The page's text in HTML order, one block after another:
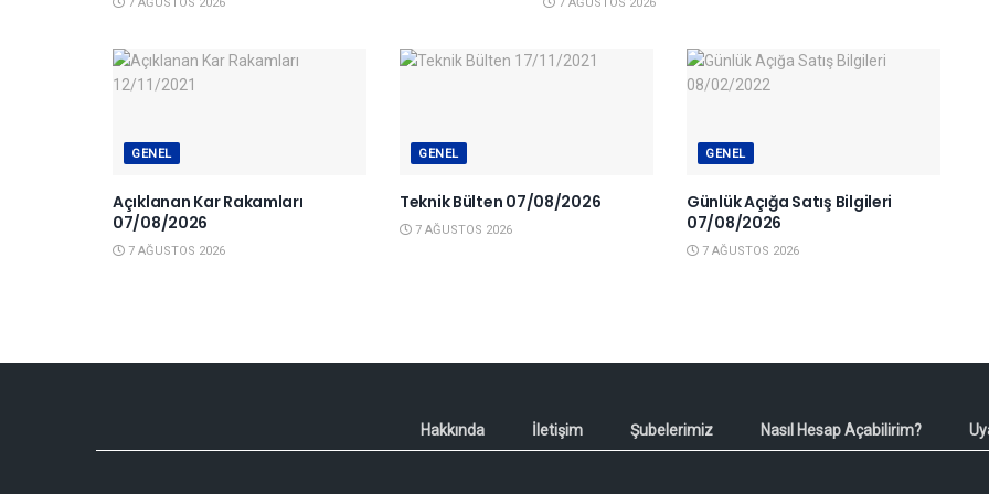
7 AĞUSTOS 2026 7 AĞUSTOS 2026
GENEL
Açıklanan Kar Rakamları
07/08/2026
7 AĞUSTOS 2026
GENEL
Teknik Bülten 07/08/2026
7 AĞUSTOS 2026
GENEL
Günlük Açığa Satış Bilgileri
07/08/2026
7 AĞUSTOS 2026
Hakkında İletişim Şubelerimiz Nasıl Hesap Açabilirim?